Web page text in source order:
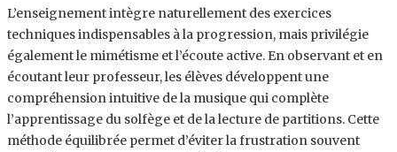
L’enseignement intègre naturellement des exercices
techniques indispensables à la progression, mais privilégie
également le mimétisme et l’écoute active. En observant et en
écoutant leur professeur, les élèves développent une
compréhension intuitive de la musique qui complète
l’apprentissage du solfège et de la lecture de partitions. Cette
méthode équilibrée permet d’éviter la frustration souvent